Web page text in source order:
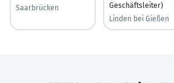
Saarbrücken
Geschäftsleiter)
Linden bei Gießen